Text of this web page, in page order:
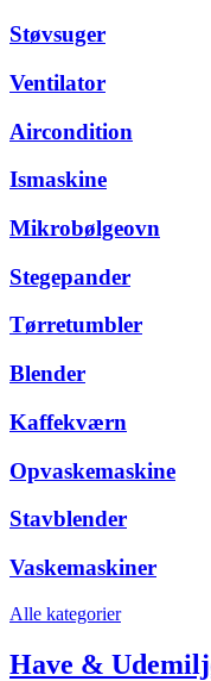
Støvsuger
Ventilator
Aircondition
Ismaskine
Mikrobølgeovn
Stegepander
Tørretumbler
Blender
Kaffekværn
Opvaskemaskine
Stavblender
Vaskemaskiner
Alle kategorier
Have &